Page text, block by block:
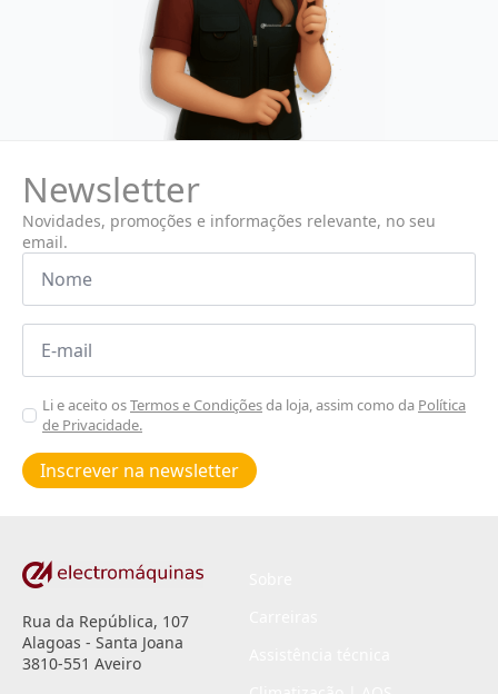
Newsletter
Novidades, promoções e informações relevante, no seu
email.
Nome
Email
Aceitar
Poiticas
de
privacidade
Li e aceito osTermos e Condiçõesda loja, assim como da Política
de Privacidade.
Inscrever na newsletter
Rua da República, 107
Alagoas - Santa Joana
3810-551 Aveiro